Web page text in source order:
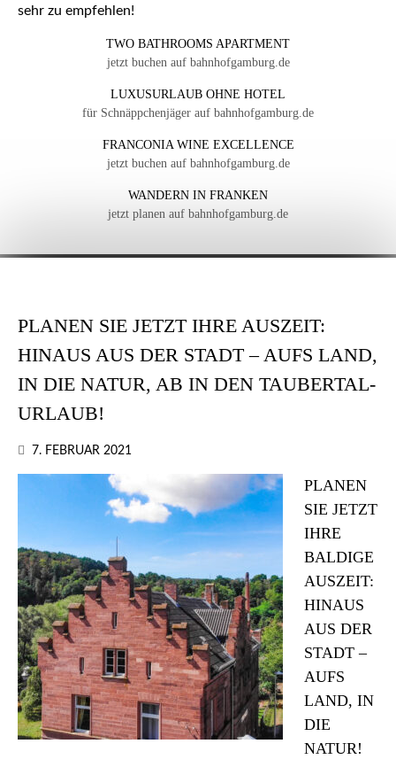
sehr zu empfehlen!
TWO BATHROOMS APARTMENT
jetzt buchen auf bahnhofgamburg.de
LUXUSURLAUB OHNE HOTEL
für Schnäppchenjäger auf bahnhofgamburg.de
FRANCONIA WINE EXCELLENCE
jetzt buchen auf bahnhofgamburg.de
WANDERN IN FRANKEN
jetzt planen auf bahnhofgamburg.de
PLANEN SIE JETZT IHRE AUSZEIT:
HINAUS AUS DER STADT – AUFS LAND,
IN DIE NATUR, AB IN DEN TAUBERTAL-
URLAUB!
7. FEBRUAR 2021
PLANEN
SIE JETZT
IHRE
BALDIGE
AUSZEIT:
HINAUS
AUS DER
STADT –
AUFS
LAND, IN
DIE
NATUR!